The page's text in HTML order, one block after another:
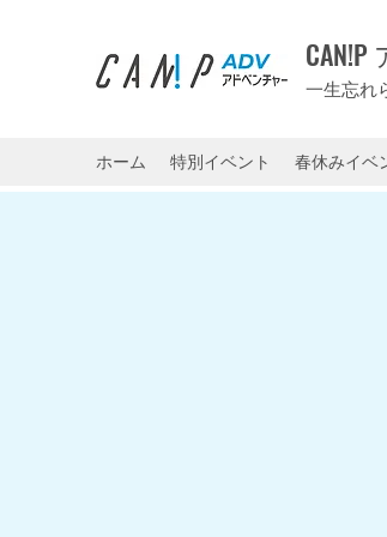
一生忘れ
ホーム 特別イベント 春休みイベ